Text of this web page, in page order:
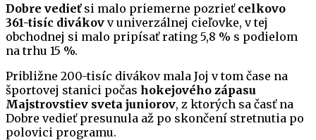
Dobre vedieťsi malo priemerne pozrieťcelkovo
361-tisíc divákov v univerzálnej cieľovke, v tej
obchodnej si malo pripísať rating 5,8 % s podielom
na trhu 15 %.
Približne 200-tisíc divákov mala Joj v tom čase na
športovej stanici počas hokejového zápasu
Majstrovstiev sveta juniorov, z ktorých sa časť na
Dobre vedieť presunula až po skončení stretnutia po
polovici programu.